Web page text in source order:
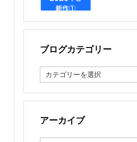
ブログカテゴリー
ロ
カ
ゴ
ー
アーカイブ